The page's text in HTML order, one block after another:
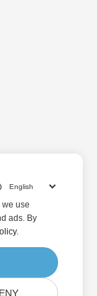
use
ads. By
.